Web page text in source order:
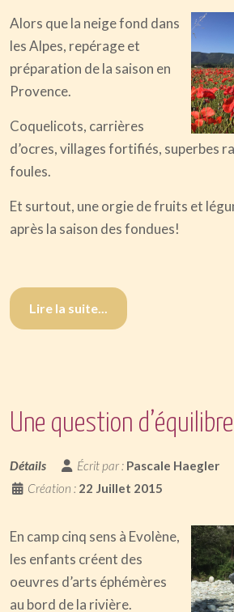
Alors que la neige fond dans
les Alpes, repérage et
préparation de la saison en
Provence.
Coquelicots, carrières
d’ocres, villages fortifiés, superbes
foules.
Et surtout, une orgie de fruits et
après la saison des fondues!
Lire la suite...
Une question d’équilibre
Détails Écrit par : Pascale Haegler
Création : 22 Juillet 2015
En camp cinq sens à Evolène,
les enfants créent des
oeuvres d’arts éphémères
au bord de la rivière.